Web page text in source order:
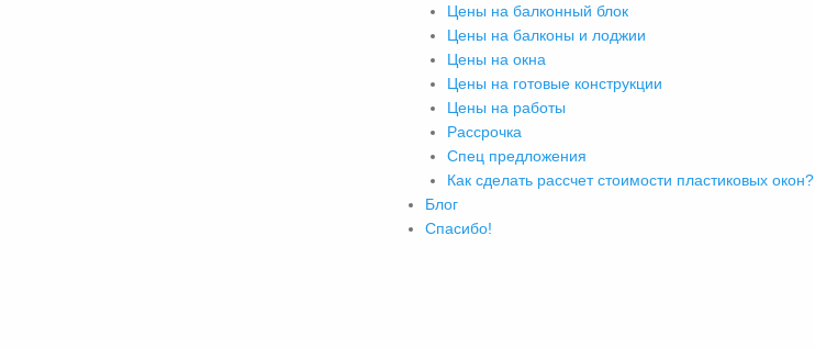
Цены на балконный блок
Цены на балконы и лоджии
Цены на окна
Цены на готовые конструкции
Цены на работы
Рассрочка
Спец предложения
Как сделать рассчет стоимости пластиковых окон?
Блог
Спасибо!